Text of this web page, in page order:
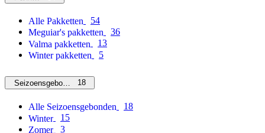
Alle Pakketten
54
Meguiar's pakketten
36
Valma pakketten
13
Winter pakketten
5
Seizoensgebonden18
Alle Seizoensgebonden
18
Winter
15
Zomer
3